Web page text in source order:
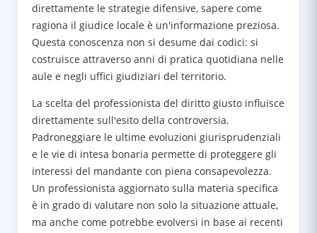
direttamente le strategie difensive, sapere come
ragiona il giudice locale è un'informazione preziosa.
Questa conoscenza non si desume dai codici: si
costruisce attraverso anni di pratica quotidiana nelle
aule e negli uffici giudiziari del territorio.
La scelta del professionista del diritto giusto influisce
direttamente sull'esito della controversia.
Padroneggiare le ultime evoluzioni giurisprudenziali
e le vie di intesa bonaria permette di proteggere gli
interessi del mandante con piena consapevolezza.
Un professionista aggiornato sulla materia specifica
è in grado di valutare non solo la situazione attuale,
ma anche come potrebbe evolversi in base ai recenti